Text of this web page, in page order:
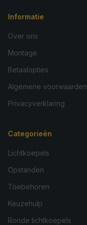
Informatie
Over ons
Montage
Betaalopties
Algemene voorwaarden
Privacyverklaring
Categorieën
Lichtkoepels
Opstanden
Toebehoren
Keuzehulp
Ronde lichtkoepels